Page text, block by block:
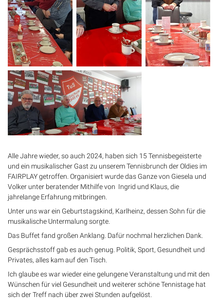
Alle Jahre wieder, so auch 2024, haben sich 15 Tennisbegeisterte
und ein musikalischer Gast zu unserem Tennisbrunch der Oldies im
FAIRPLAY getroffen. Organisiert wurde das Ganze von Giesela und
Volker unter beratender Mithilfe von Ingrid und Klaus, die
jahrelange Erfahrung mitbringen.
Unter uns war ein Geburtstagskind, Karlheinz, dessen Sohn für die
musikalische Untermalung sorgte.
Das Buffet fand großen Anklang. Dafür nochmal herzlichen Dank.
Gesprächsstoff gab es auch genug. Politik, Sport, Gesundheit und
Privates, alles kam auf den Tisch.
Ich glaube es war wieder eine gelungene Veranstaltung und mit den
Wünschen für viel Gesundheit und weiterer schöne Tennistage hat
sich der Treff nach über zwei Stunden aufgelöst.